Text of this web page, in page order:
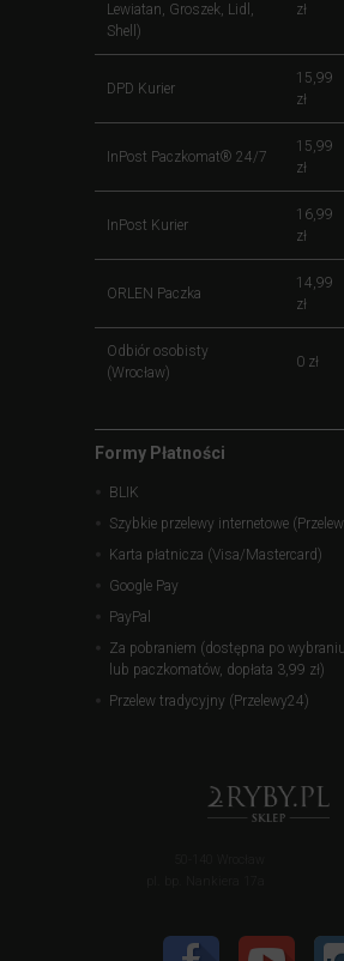
Lewiatan, Groszek, Lidl,
Shell)
zł
DPD Kurier
15,99
zł
InPost Paczkomat® 24/7
15,99
zł
InPost Kurier
16,99
zł
ORLEN Paczka
14,99
zł
Odbiór osobisty
(Wrocław)
0 zł
Formy Płatności
BLIK
Szybkie przelewy internetowe
Karta płatnicza (Visa/Mastercard)
Google Pay
PayPal
Za pobraniem (dostępna po
lub paczkomatów, dopłata 3,99 zł)
Przelew tradycyjny (Przelewy24)